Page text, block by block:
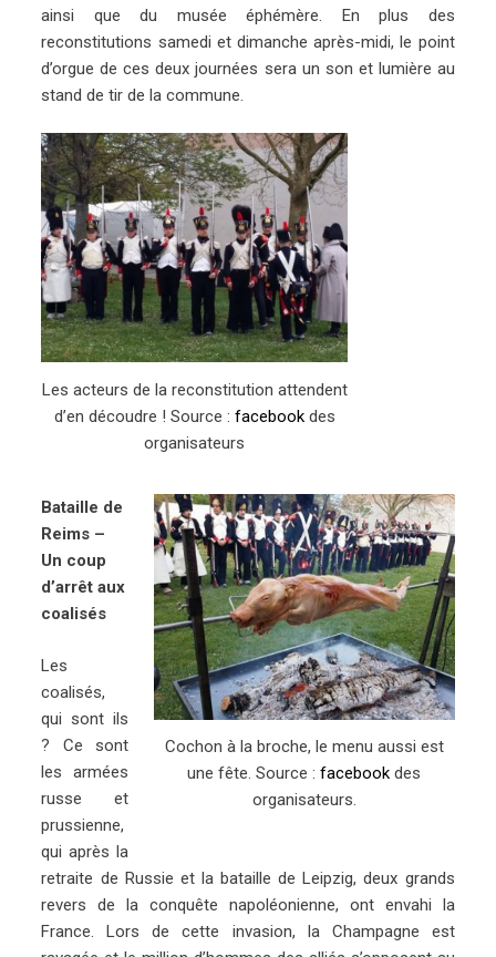
ainsi que du musée éphémère. En plus des
reconstitutions samedi et dimanche après-midi, le point
d’orgue de ces deux journées sera un son et lumière au
stand de tir de la commune.
Les acteurs de la reconstitution attendent
d’en découdre ! Source : facebookdes
organisateurs
Cochon à la broche, le menu aussi est
une fête. Source :facebook des
organisateurs.
Bataille de
Reims –
Un coup
d’arrêt aux
coalisés
Les
coalisés,
qui sont ils
? Ce sont
les armées
russe et
prussienne,
qui après la
retraite de Russie et la bataille de Leipzig, deux grands
revers de la conquête napoléonienne, ont envahi la
France. Lors de cette invasion, la Champagne est